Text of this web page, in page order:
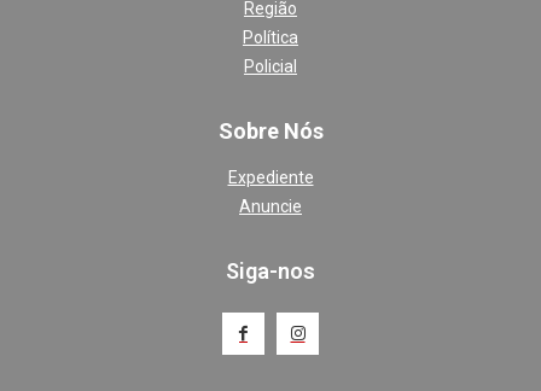
Região
Política
Policial
Sobre Nós
Expediente
Anuncie
Siga-nos